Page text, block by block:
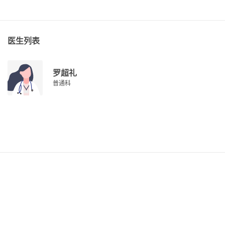
医生列表
罗超礼
普通科